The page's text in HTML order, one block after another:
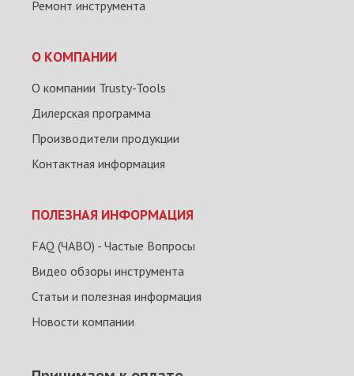
Ремонт инструмента
О КОМПАНИИ
О компании Trusty-Tools
Дилерская программа
Производители продукции
Контактная информация
ПОЛЕЗНАЯ ИНФОРМАЦИЯ
FAQ (ЧАВО) - Частые Вопросы
Видео обзоры инструмента
Статьи и полезная информация
Новости компании